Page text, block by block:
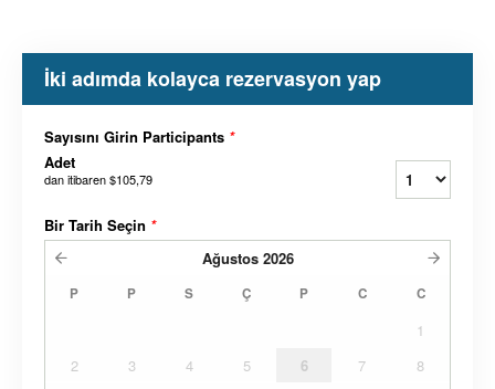
İki adımda kolayca rezervasyon yap
Sayısını Girin Participants *
Adet
dan itibaren$105,79
Bir Tarih Seçin *
Ağustos 2026
P P S Ç P C C
1
2
3 4 5 6 7
8